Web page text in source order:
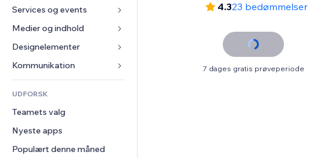
Mobil
Statistikker
Hjemmesideregister
E-mail
Apps til Webshops
Forsendelse og levering
Sælg-knapper
Bogføring
Kuponer og loyalitet
Lagerløsninger
Services og events
Hoteller
Events
Restauranter
Ejendomshandel
Bookinger
Medier og indhold
Galleri
Musik
Podcasts
Fotografi
Video
PDF
Fildeling
Designelementer
Kort og Navigation
Privatliv & Sikkerhed
Ur
Sideskabeloner
Billedeffekter
Knapper og menuer
Formularer
Meningsmålinger
Chat
Kommentarer
UDFORSK
Teamets valg
Nyeste apps
Populært denne måned
4.323 bedømmelser
7 dages gratis prøveperiode